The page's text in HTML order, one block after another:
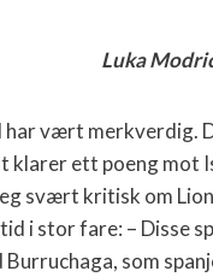
Luka
har vært merkverdig.
klarer ett poeng mot
svært kritisk om
i stor fare: – Disse
som